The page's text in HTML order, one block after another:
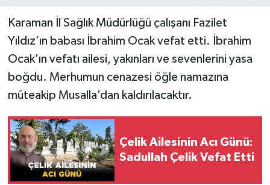
Karaman İl Sağlık Müdürlüğü çalışanı Fazilet
Yıldız’ın babası İbrahim Ocak vefat etti. İbrahim
Ocak’ın vefatı ailesi, yakınları ve sevenlerini yasa
boğdu. Merhumun cenazesi öğle namazına
müteakip Musalla’dan kaldırılacaktır.
Çelik Ailesinin Acı Günü:
Sadullah Çelik Vefat Etti